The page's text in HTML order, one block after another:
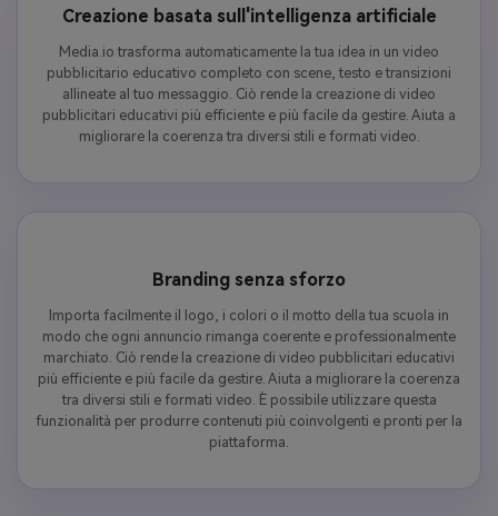
Creazione basata sull'intelligenza artificiale
Media.io trasforma automaticamente la tua idea in un video
pubblicitario educativo completo con scene, testo e transizioni
allineate al tuo messaggio. Ciò rende la creazione di video
pubblicitari educativi più efficiente e più facile da gestire. Aiuta a
migliorare la coerenza tra diversi stili e formati video.
Branding senza sforzo
Importa facilmente il logo, i colori o il motto della tua scuola in
modo che ogni annuncio rimanga coerente e professionalmente
marchiato. Ciò rende la creazione di video pubblicitari educativi
più efficiente e più facile da gestire. Aiuta a migliorare la coerenza
tra diversi stili e formati video. È possibile utilizzare questa
funzionalità per produrre contenuti più coinvolgenti e pronti per la
piattaforma.